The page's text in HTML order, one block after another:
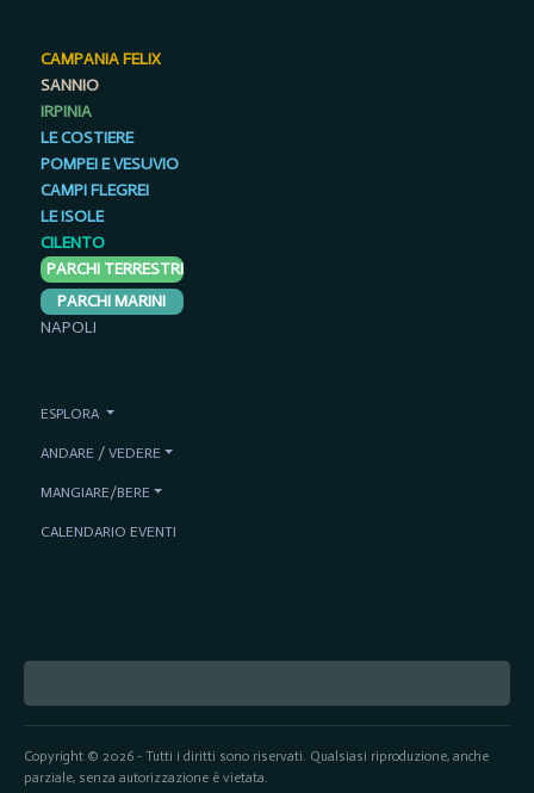
Copyright © 2026 - Tutti i diritti sono riservati. Qualsiasi riproduzione, anche
parziale, senza autorizzazione è vietata.
CAMPANIA FELIX
SANNIO
IRPINIA
LE COSTIERE
POMPEI E VESUVIO
CAMPI FLEGREI
LE ISOLE
CILENTO
PARCHI TERRESTRI
PARCHI MARINI
NAPOLI
ESPLORA
ANDARE / VEDERE
MANGIARE/BERE
CALENDARIO EVENTI